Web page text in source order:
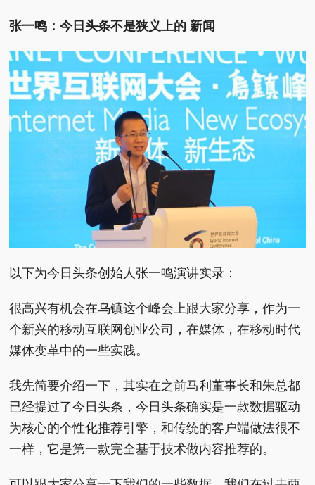
张一鸣：今日头条不是狭义上的 新闻
以下为今日头条创始人张一鸣演讲实录：
很高兴有机会在乌镇这个峰会上跟大家分享，作为一
个新兴的移动互联网创业公司，在媒体，在移动时代
媒体变革中的一些实践。
我先简要介绍一下，其实在之前马利董事长和朱总都
已经提过了今日头条，今日头条确实是一款数据驱动
为核心的个性化推荐引擎，和传统的客户端做法很不
一样，它是第一款完全基于技术做内容推荐的。